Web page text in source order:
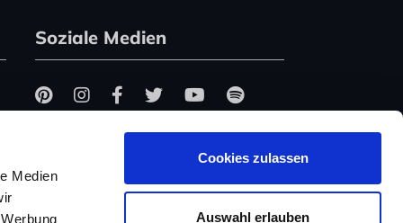
Medien
Cookies zulassen
Auswahl erlauben
Soziale Medien